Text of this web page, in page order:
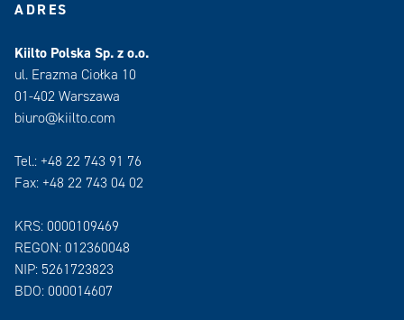
ADRES
Kiilto Polska Sp. z o.o.
ul. Erazma Ciołka 10
01-402 Warszawa
biuro@kiilto.com
Tel.: +48 22 743 91 76
Fax: +48 22 743 04 02
KRS: 0000109469
REGON: 012360048
NIP: 5261723823
BDO: 000014607